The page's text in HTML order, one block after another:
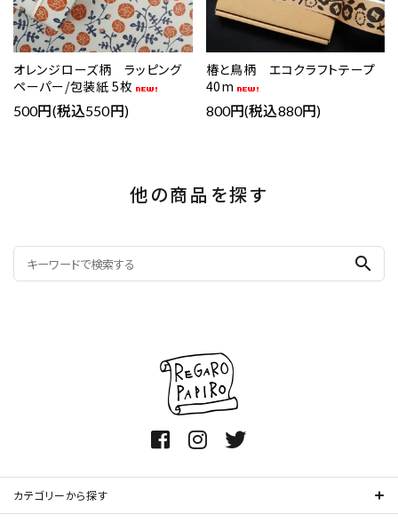
オレンジローズ柄 ラッピング
ペーパー/包装紙 5枚
500円(税込550円)
椿と鳥柄 エコクラフトテープ
40m
800円(税込880円)
他の商品を探す
search
カテゴリーから探す